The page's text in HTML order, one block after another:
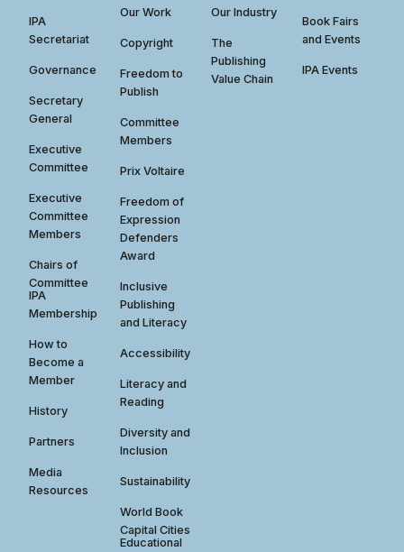
IPA
Secretariat
Governance
Secretary
General
Executive
Committee
Executive
Committee
Members
Chairs of
Committee
IPA
Membership
How to
Become a
Member
History
Partners
Media
Resources
Our Work
Copyright
Freedom to
Publish
Committee
Members
Prix Voltaire
Freedom of
Expression
Defenders
Award
Inclusive
Publishing
and Literacy
Accessibility
Literacy and
Reading
Diversity and
Inclusion
Sustainability
World Book
Capital Cities
Educational
Our Industry
The
Publishing
Value Chain
Book Fairs
and Events
IPA Events